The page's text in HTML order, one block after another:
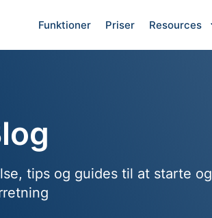
Funktioner Priser Resources
tips og guides til at starte og